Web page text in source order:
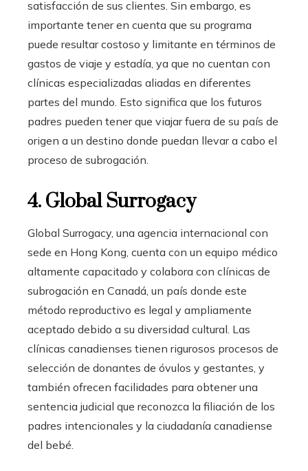
satisfacción de sus clientes. Sin embargo, es
importante tener en cuenta que su programa
puede resultar costoso y limitante en términos de
gastos de viaje y estadía, ya que no cuentan con
clínicas especializadas aliadas en diferentes
partes del mundo. Esto significa que los futuros
padres pueden tener que viajar fuera de su país de
origen a un destino donde puedan llevar a cabo el
proceso de subrogación.
4. Global Surrogacy
Global Surrogacy, una agencia internacional con
sede en Hong Kong, cuenta con un equipo médico
altamente capacitado y colabora con clínicas de
subrogación en Canadá, un país donde este
método reproductivo es legal y ampliamente
aceptado debido a su diversidad cultural. Las
clínicas canadienses tienen rigurosos procesos de
selección de donantes de óvulos y gestantes, y
también ofrecen facilidades para obtener una
sentencia judicial que reconozca la filiación de los
padres intencionales y la ciudadanía canadiense
del bebé.